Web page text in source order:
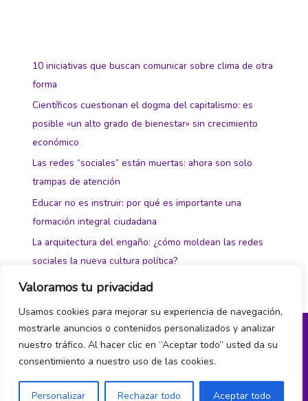
Valoramos tu privacidad
Usamos cookies para mejorar su experiencia de navegación,
mostrarle anuncios o contenidos personalizados y analizar
nuestro tráfico. Al hacer clic en “Aceptar todo” usted da su
consentimiento a nuestro uso de las cookies.
Personalizar Rechazar todo Aceptar todo
10 iniciativas que buscan comunicar sobre clima de otra
forma
Científicos cuestionan el dogma del capitalismo: es
posible «un alto grado de bienestar» sin crecimiento
económico
Las redes “sociales” están muertas: ahora son solo
trampas de atención
Educar no es instruir: por qué es importante una
formación integral ciudadana
La arquitectura del engaño: ¿cómo moldean las redes
sociales la nueva cultura política?
Política de privacidad y cookies
¿Hablamos?